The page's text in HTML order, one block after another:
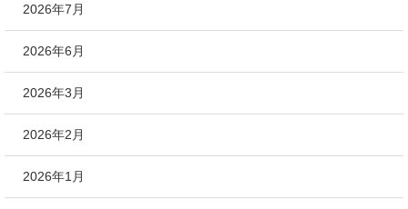
2026年7月
2026年6月
2026年3月
2026年2月
2026年1月